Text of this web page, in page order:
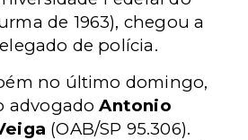
de 1963), chegou a
de polícia.
no último domingo,
advogadoAntonio
(OAB/SP 95.306).